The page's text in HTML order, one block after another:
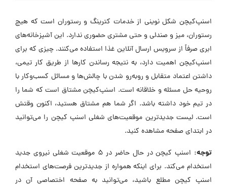
اسنپ‌کیچن شکل نوینی از خدمات کترینگ و رستوران است که هیچ
رستوران، میز و صندلی و حتی مشتری حضوری ندارد. این آشپزخانه‌های
ابری صرفاً از سرویس ارسال آنلاین غذا استفاده می‌کنند. چیزی که برای
اسنپ‌کیچن اهمیت دارد، به نتیجه رساندن کارها از طریق کار تیمی،
داشتن اعتماد متقابل و روبه‌رو شدن با چالش‌ها و مسائل کسب‌وکار با
روحیه حل مسئله و خلاقانه است. اسنپ‌کیچن مشتاق است که شما را
در تیم خود داشته باشد. اگر شما هم مشتاق هستید، اکنون وقتش
است. لیست جدیدترین موقعیت‌های شغلی اسنپ کیچن را می‌توانید
در ابتدای صفحه مشاهده کنید.
توجه:
اسنپ کیچن در حال حاضر در ۵ موقعیت شغلی نیروی جدید
استخدام می‌کند. برای اینکه همواره از جدیدترین فرصت‌های استخدام
اسنپ کیچن مطلع باشید، می‌توانید به صفحه اختصاصی آن در